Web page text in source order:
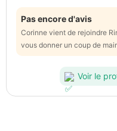
Pas encore d'avis
Corinne vient de rejoindre
vous donner un coup de
Voir le